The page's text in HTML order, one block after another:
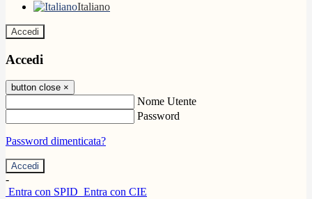
Italiano
Accedi
Accedi
button close ×
Nome Utente
Password
Password dimenticata?
-
Entra con SPID Entra con CIE